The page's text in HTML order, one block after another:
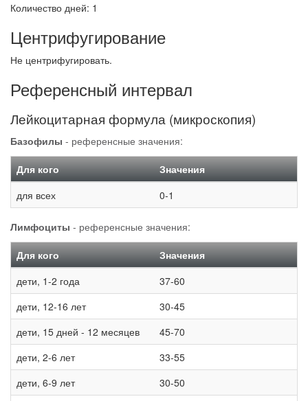
Количество дней: 1
Центрифугирование
Не центрифугировать.
Референсный интервал
Лейкоцитарная формула (микроскопия)
Базофилы - референсные значения:
Для кого
Значения
для всех
0-1
Лимфоциты - референсные значения:
Для кого
Значения
дети, 1-2 года
37-60
дети, 12-16 лет
30-45
дети, 15 дней - 12 месяцев
45-70
дети, 2-6 лет
33-55
дети, 6-9 лет
30-50